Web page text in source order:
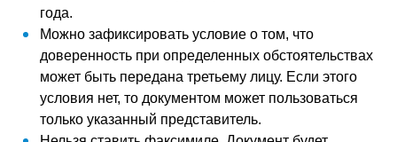
года.
Можно зафиксировать условие о том, что
доверенность при определенных обстоятельствах
может быть передана третьему лицу. Если этого
условия нет, то документом может пользоваться
только указанный представитель.